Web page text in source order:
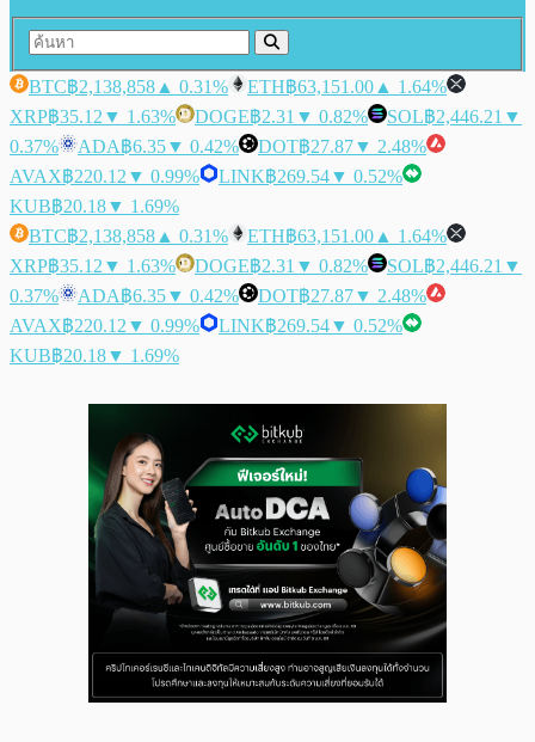
BTC฿2,138,858 ▲ 0.31% ETH฿63,151.00 ▲ 1.64%
XRP฿35.12 ▼ 1.63% DOGE฿2.31 ▼ 0.82% SOL฿2,446.21 ▼
0.37%
ADA฿6.35▼ 0.42% DOT฿27.87▼ 2.48%
AVAX฿220.12 ▼ 0.99% LINK฿269.54▼ 0.52%
KUB฿20.18▼ 1.69%
BTC฿2,138,858 ▲ 0.31% ETH฿63,151.00 ▲ 1.64%
XRP฿35.12 ▼ 1.63% DOGE฿2.31 ▼ 0.82% SOL฿2,446.21 ▼
0.37%
ADA฿6.35▼ 0.42% DOT฿27.87▼ 2.48%
AVAX฿220.12 ▼ 0.99% LINK฿269.54▼ 0.52%
KUB฿20.18▼ 1.69%